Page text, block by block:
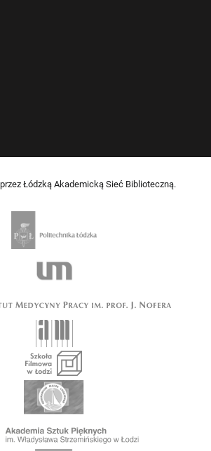
Łódzką Akademicką Sieć Biblioteczną.